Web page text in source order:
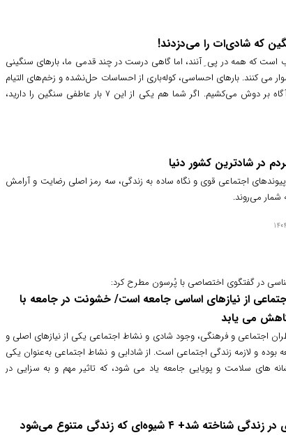
است که همه در پی ِ آنند، اما گاهی درست در چند قدمی ما، بارهای سنگینی
می کنند. بارهای احساسی، کوله‌باری از احساسات حل‌نشده و زخم‌های التیام
نیافته‌ ای که ناخودآگاه بر دوش می‌کشیم. اگر شما هم یکی از این 7 بار عاطفی سنگین را دارید،
در شادترین کشور دنیا
اجتماعی قوی و نگاه ساده به زندگی، سه رمز اصلی رضایت و آرامش
شمار می‌روند.
در گفتگوی اختصاصی با پُرسون مطرح کرد:
از نیازهای اساسی جامعه است/ خشونت در جامعه با
می یابد
اجتماعی و فرهنگی، وجود شادی و نشاط اجتماعی یکی از نیازهای اصلی و
بوده و لازمه زندگی اجتماعی است. از شادابی و نشاط اجتماعی به‌عنوان‌ یکی
های سلامت و پویایی جامعه یاد می شود، که تاثیر مهم و به سزایی در
کاهش یابد.
شد+ ۴ شیوه‌ای که زندگی متنوع می‌شود